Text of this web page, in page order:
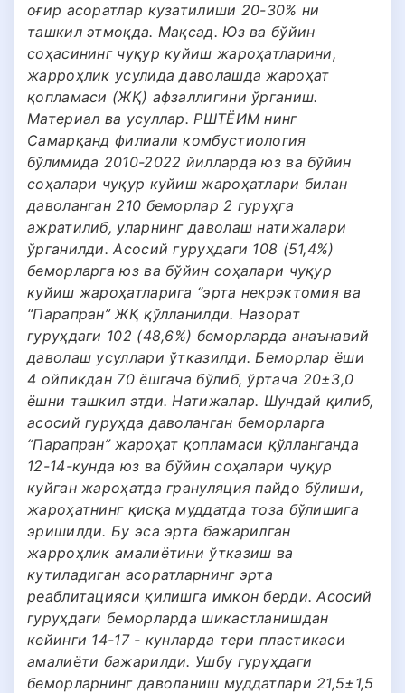
оғир асоратлар кузатилиши 20-30% ни
ташкил этмоқда. Мақсад. Юз ва бўйин
соҳасининг чуқур куйиш жароҳатларини,
жарроҳлик усулида даволашда жароҳат
қопламаси (ЖҚ) афзаллигини ўрганиш.
Материал ва усуллар. РШТЁИМ нинг
Самарқанд филиали комбустиология
бўлимида 2010-2022 йилларда юз ва бўйин
соҳалари чуқур куйиш жароҳатлари билан
даволанган 210 беморлар 2 гуруҳга
ажратилиб, уларнинг даволаш натижалари
ўрганилди. Асосий гуруҳдаги 108 (51,4%)
беморларга юз ва бўйин соҳалари чуқур
куйиш жароҳатларига “эрта некрэктомия ва
“Парапран” ЖҚ қўлланилди. Назорат
гуруҳдаги 102 (48,6%) беморларда анаънавий
даволаш усуллари ўтказилди. Беморлар ёши
4 ойликдан 70 ёшгача бўлиб, ўртача 20±3,0
ёшни ташкил этди. Натижалар. Шундай қилиб,
асосий гуруҳда даволанган беморларга
“Парапран” жароҳат қопламаси қўлланганда
12-14-кунда юз ва бўйин соҳалари чуқур
куйган жароҳатда грануляция пайдо бўлиши,
жароҳатнинг қисқа муддатда тоза бўлишига
эришилди. Бу эса эрта бажарилган
жарроҳлик амалиётини ўтказиш ва
кутиладиган асоратларнинг эрта
реаблитацияси қилишга имкон берди. Асосий
гуруҳдаги беморларда шикастланишдан
кейинги 14-17 - кунларда тери пластикаси
амалиёти бажарилди. Ушбу гуруҳдаги
беморларнинг даволаниш муддатлари 21,5±1,5